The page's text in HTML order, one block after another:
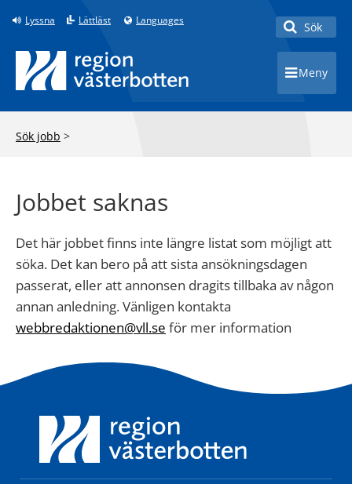
Lyssna Lättläst Languages
Toggle
Sök
Toggle
Meny
Sök jobb >
Jobbet saknas
Det här jobbet finns inte längre listat som möjligt att
söka. Det kan bero på att sista ansökningsdagen
passerat, eller att annonsen dragits tillbaka av någon
annan anledning. Vänligen kontakta
webbredaktionen@vll.se för mer information